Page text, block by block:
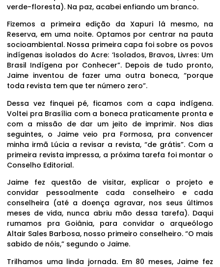
verde-floresta). Na paz, acabei enfiando um branco.
Fizemos a primeira edição da Xapuri lá mesmo, na
Reserva, em uma noite. Optamos por centrar na pauta
socioambiental. Nossa primeira capa foi sobre os povos
indígenas isolados do Acre: ‘Isolados, Bravos, Livres: Um
Brasil Indígena por Conhecer”. Depois de tudo pronto,
Jaime inventou de fazer uma outra boneca, “porque
toda revista tem que ter número zero”.
Dessa vez finquei pé, ficamos com a capa indígena.
Voltei pra Brasília com a boneca praticamente pronta e
com a missão de dar um jeito de imprimir. Nos dias
seguintes, o Jaime veio pra Formosa, pra convencer
minha irmã Lúcia a revisar a revista, “de grátis”. Com a
primeira revista impressa, a próxima tarefa foi montar o
Conselho Editorial.
Jaime fez questão de visitar, explicar o projeto e
convidar pessoalmente cada conselheiro e cada
conselheira (até a doença agravar, nos seus últimos
meses de vida, nunca abriu mão dessa tarefa). Daqui
rumamos pra Goiânia, para convidar o arqueólogo
Altair Sales Barbosa, nosso primeiro conselheiro. “O mais
sabido de nóis,” segundo o Jaime.
Trilhamos uma linda jornada. Em 80 meses, Jaime fez